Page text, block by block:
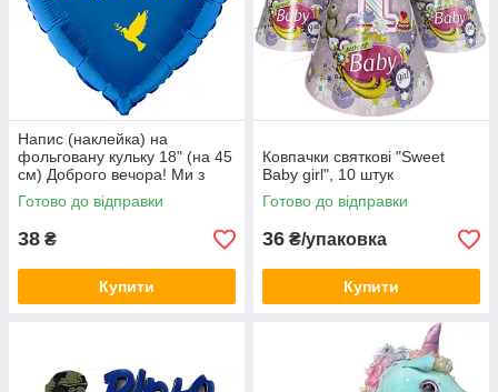
Напис (наклейка) на
фольговану кульку 18" (на 45
см) Доброго вечора! Ми з
України! (будь-який колір)
Готово до відправки
38 ₴
Купити
Ковпачки святкові "Sweet
Baby girl", 10 штук
Готово до відправки
36 ₴/упаковка
Купити